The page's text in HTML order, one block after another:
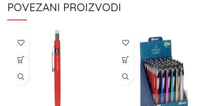
POVEZANI PROIZVODI